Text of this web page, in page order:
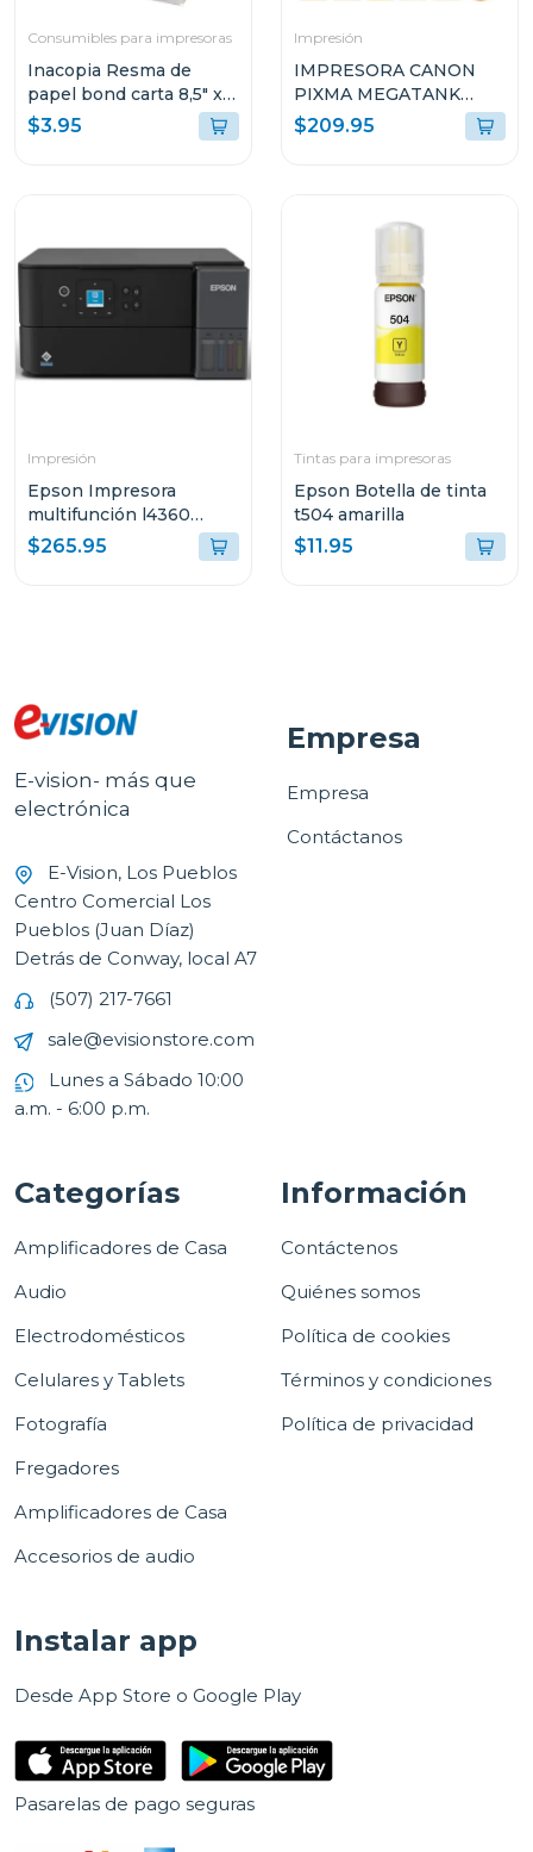
Consumibles para impresoras
Inacopia Resma de
papel bond carta 8,5" x
11" elite 75 500 hojas 20
lb
$3.95
Impresión
IMPRESORA CANON
PIXMA MEGATANK
INALÁMBRICA
MULTIFUNCIONAL G417
$209.95
Impresión
Epson Impresora
multifunción l4360
tanque de tinta eco-
tank wi-fi
$265.95
Tintas para impresoras
Epson Botella de tinta
t504 amarilla
$11.95
E-vision- más que
electrónica
E-Vision, Los Pueblos
Centro Comercial Los
Pueblos (Juan Díaz)
Detrás de Conway, local A7
(507) 217-7661
sale@evisionstore.com
Lunes a Sábado 10:00
a.m. - 6:00 p.m.
Empresa
Empresa
Contáctanos
Categorías
Amplificadores de Casa
Audio
Electrodomésticos
Celulares y Tablets
Fotografía
Fregadores
Amplificadores de Casa
Accesorios de audio
Información
Contáctenos
Quiénes somos
Política de cookies
Términos y condiciones
Política de privacidad
Instalar app
Desde App Store o Google Play
Pasarelas de pago seguras